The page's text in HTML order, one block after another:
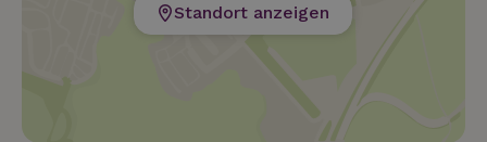
Standort anzeigen